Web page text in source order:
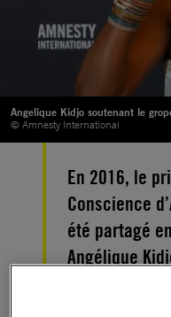
Angelique Kidjo soutenant le
© Amnesty International
En 2016, le
Conscience
été partagé
Angélique
jeunes